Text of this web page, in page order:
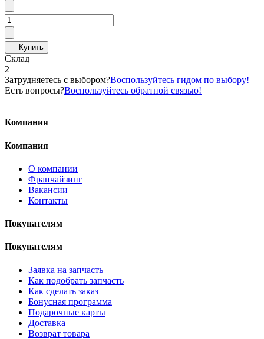
Склад
2
Затрудняетесь с выбором?Воспользуйтесь гидом по выбору!
Есть вопросы?Воспользуйтесь обратной связью!
Компания
Компания
О компании
Франчайзинг
Вакансии
Контакты
Покупателям
Покупателям
Заявка на запчасть
Как подобрать запчасть
Как сделать заказ
Бонусная программа
Подарочные карты
Доставка
Возврат товара